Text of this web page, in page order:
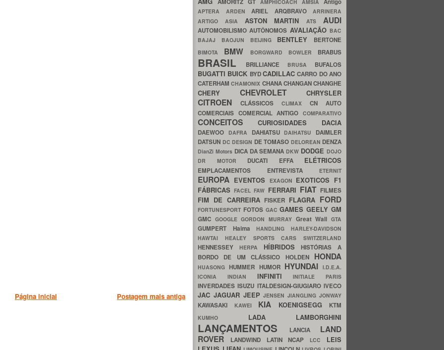
Postagem mais antiga
Página inicial
AMORITZ GT AMPHICOACH AMSIA Antigo
APTERA ARDEN ARIEL ARQBRAVO ARRINERA
ARTIGO ASIA ASTON MARTINATS AUDI
AUTOMOBILISMOAUTÔNOMOS AVALIAÇÃO BAC
BAJAJ BAOJUN BEIJING BENTLEY BERTONE
BIMOTA BMW BORGWARD BOWLER BRABUS
BRASIL BRILLIANCE BRUSA BUFALOS
BUGATTI BUICK BYDCADILLACCARRO DO ANO
CATERHAMCHAMONIX CHANACHANGANCHANGHE
CHERY CHEVROLET CHRYSLER
CITROEN CLÁSSICOS CLIMAX CN AUTO
COMERCIAIS COMERCIAL ANTIGOCOMPARATIVO
CONCEITOS CURIOSIDADES DACIA
DAEWOO DAFRA DAHIATSU DAIHATSU DAIMLER
DATSUN DC DESIGN DE TOMASO DELOREAN DENZA
DianZi Motors DICA DA SEMANA DKW DODGE DOJO
DR MOTOR DUCATI EFFA ELÉTRICOS
EMPLACAMENTOS ENTREVISTA ETERNIT
EUROPA EVENTOS EXAGON EXOTICOS F1
FÁBRICASFACELFAW FERRARI FIAT FILMES
FIM DE CARREIRA FISKER FLAGRA FORD
FORTUNESPORT FOTOS GACGAMESGEELYGM
GMC GOOGLEGORDON MURRAY Great WallGTA
GUMPERT HaimaHANDLINGHARLEY-DAVIDSON
HAWTAI HEALEY SPORTS CARS SWITZERLAND
HENNESSEY HERPA HÍBRIDOSHISTÓRIAS A
BORDO DE UM CLÁSSICO HOLDEN HONDA
HUASONGHUMMER HUMOR HYUNDAI I.D.E.A.
ICONIA INDIAN INFINITIINITIALE PARIS
INVERDADESISUZU ITALDESIGN-GIUGIAROIVECO
JAC JAGUAR JEEPJENSENJIANGLINGJONWAY
KAWASAKI KAWEI KIA KOENIGSEGG KTM
KUMHO LADA LAMBORGHINI
LANÇAMENTOS LANCIA LAND
ROVER
LANDWIND LATIN NCAP LCC LEIS